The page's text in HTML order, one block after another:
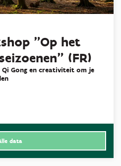
"Op het
(FR)
Gong en creativiteit om je
data